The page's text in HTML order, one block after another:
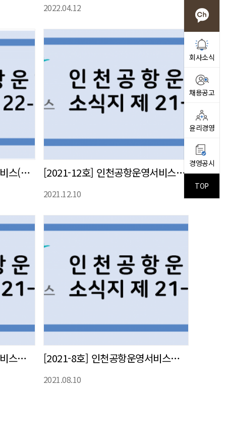
2022.04.12
[2022-1호] 인천공항운영서비스(주) 사내 소식지 발간 [2021-12호] 인천공항운영서비스㈜ 사내 소식지 발간
2021.12.10
[2021-9호] 인천공항운영서비스㈜ 사내 소식지 발간 [2021-8호] 인천공항운영서비스㈜ 사내 소식지 발간
2021.08.10
회사소식
채용공고
윤리경영
경영공시
TOP